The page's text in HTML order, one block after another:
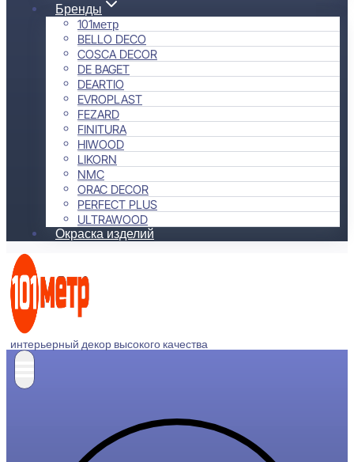
Бренды
101метр
BELLO DECO
COSCA DECOR
DE BAGET
DEARTIO
EVROPLAST
FEZARD
FINITURA
HIWOOD
LIKORN
NMC
ORAC DECOR
PERFECT PLUS
ULTRAWOOD
Окраска изделий
интерьерный декор высокого качества